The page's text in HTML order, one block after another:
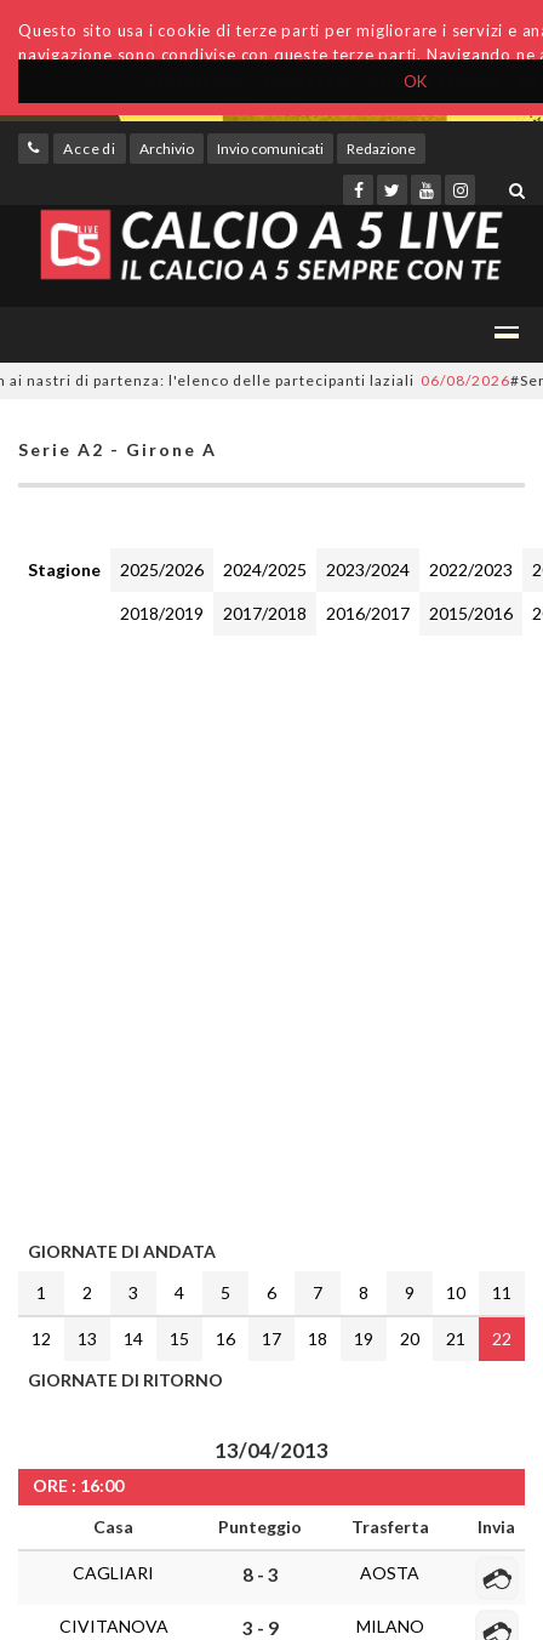
OK
Questo sito usa i cookie di terze parti per migliorare i servizi e
navigazione sono condivise con queste terze parti. Navigando
Accedi Archivio Invio comunicati Redazione
di partenza: l'elenco delle partecipanti laziali 06/08/2026
Serie A2 - Girone A
Stagione 2025/2026 2024/2025 2023/2024 2022/2023
2018/2019 2017/2018 2016/2017 2015/2016
GIORNATE DI ANDATA
1
2 3 4 5 6 7 8 9 10 11
12 13 14 15 16 17 18 19 20 21
22
GIORNATE DI RITORNO
13/04/2013
ORE : 16:00
Casa
Punteggio Trasferta Invia
CAGLIARI 8 - 3 AOSTA
CIVITANOVA 3 - 9 MILANO